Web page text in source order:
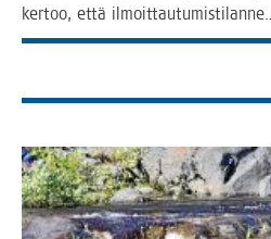
ker­too, että